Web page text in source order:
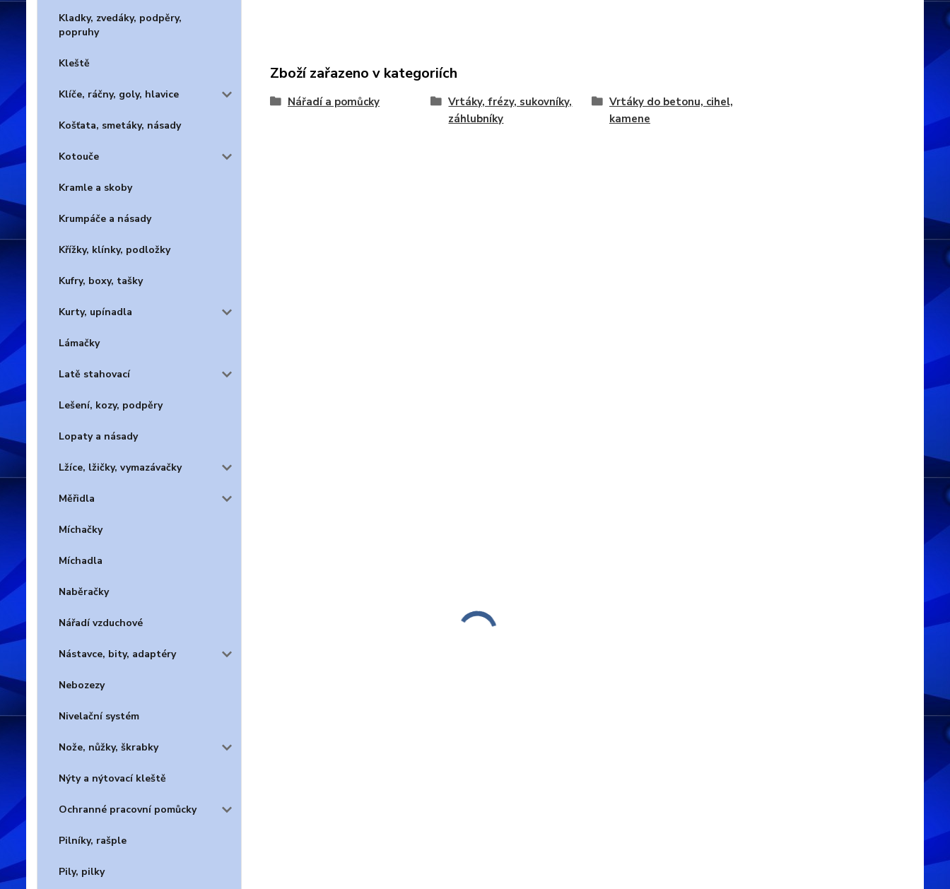
Kladky, zvedáky, podpěry,
popruhy
Kleště
Klíče, ráčny, goly, hlavice
Košťata, smetáky, násady
Kotouče
Kramle a skoby
Krumpáče a násady
Křížky, klínky, podložky
Kufry, boxy, tašky
Kurty, upínadla
Lámačky
Latě stahovací
Lešení, kozy, podpěry
Lopaty a násady
Lžíce, lžičky, vymazávačky
Měřidla
Míchačky
Míchadla
Naběračky
Nářadí vzduchové
Nástavce, bity, adaptéry
Nebozezy
Nivelační systém
Nože, nůžky, škrabky
Nýty a nýtovací kleště
Ochranné pracovní pomůcky
Pilníky, rašple
Pily, pilky
Zboží zařazeno v kategoriích
Nářadí a pomůcky
Vrtáky, frézy, sukovníky,
záhlubníky
Vrtáky do betonu, cihel,
kamene